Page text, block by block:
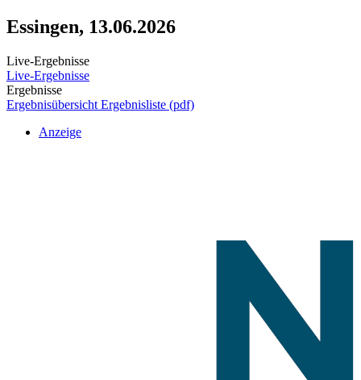
Essingen, 13.06.2026
Live-Ergebnisse
Live-Ergebnisse
Ergebnisse
Ergebnisübersicht Ergebnisliste (pdf)
Anzeige